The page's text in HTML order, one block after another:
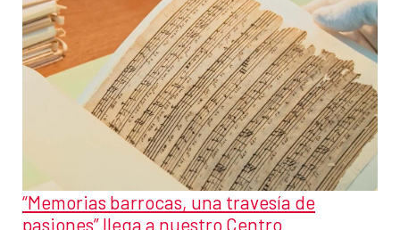
“Memorias barrocas, una travesía de
pasiones” llega a nuestro Centro